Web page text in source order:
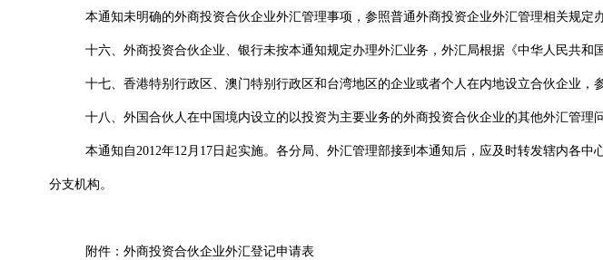
本通知未明确的外商投资合伙企业外汇管理事项，参照普通外商投资企业外汇管理相关规定办
十六、外商投资合伙企业、银行未按本通知规定办理外汇业务，外汇局根据《中华人民共和
十七、香港特别行政区、澳门特别行政区和台湾地区的企业或者个人在内地设立合伙企业，
十八、外国合伙人在中国境内设立的以投资为主要业务的外商投资合伙企业的其他外汇管理
本通知自 2012年12 月 17日起实施。各分局、外汇管理部接到本通知后，应及时转发辖内各
分支机构。
附件：外商投资合伙企业外汇登记申请表